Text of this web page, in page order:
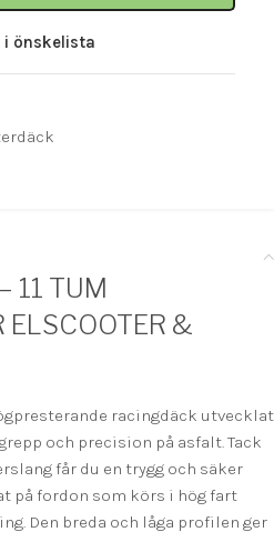
önskelista
11 TUM
ELSCOOTER &
racingdäck utvecklat
och precision på asfalt. Tack
får du en trygg och säker
på fordon som körs i hög fart
Den breda och låga profilen ger